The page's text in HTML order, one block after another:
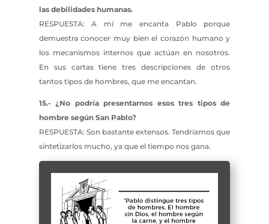
las debilidades humanas.
RESPUESTA: A mí me encanta Pablo porque
demuestra conocer muy bien el corazón humano y
los mecanismos internos que actúan en nosotros.
En sus cartas tiene tres descripciones de otros
tantos tipos de hombres, que me encantan.
15.- ¿No podría presentarnos esos tres tipos de
hombre según San Pablo?
RESPUESTA: Son bastante extensos. Tendríamos que
sintetizarlos mucho, ya que el tiempo nos gana.